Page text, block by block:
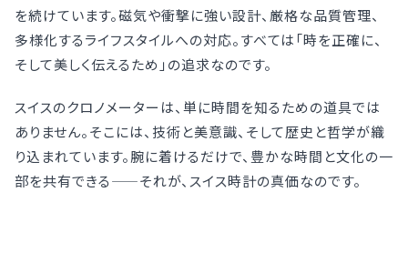
を続けています。磁気や衝撃に強い設計、厳格な品質管理、
多様化するライフスタイルへの対応。すべては「時を正確に、
そして美しく伝えるため」の追求なのです。
スイスのクロノメーターは、単に時間を知るための道具では
ありません。そこには、技術と美意識、そして歴史と哲学が織
り込まれています。腕に着けるだけで、豊かな時間と文化の一
部を共有できる——それが、スイス時計の真価なのです。